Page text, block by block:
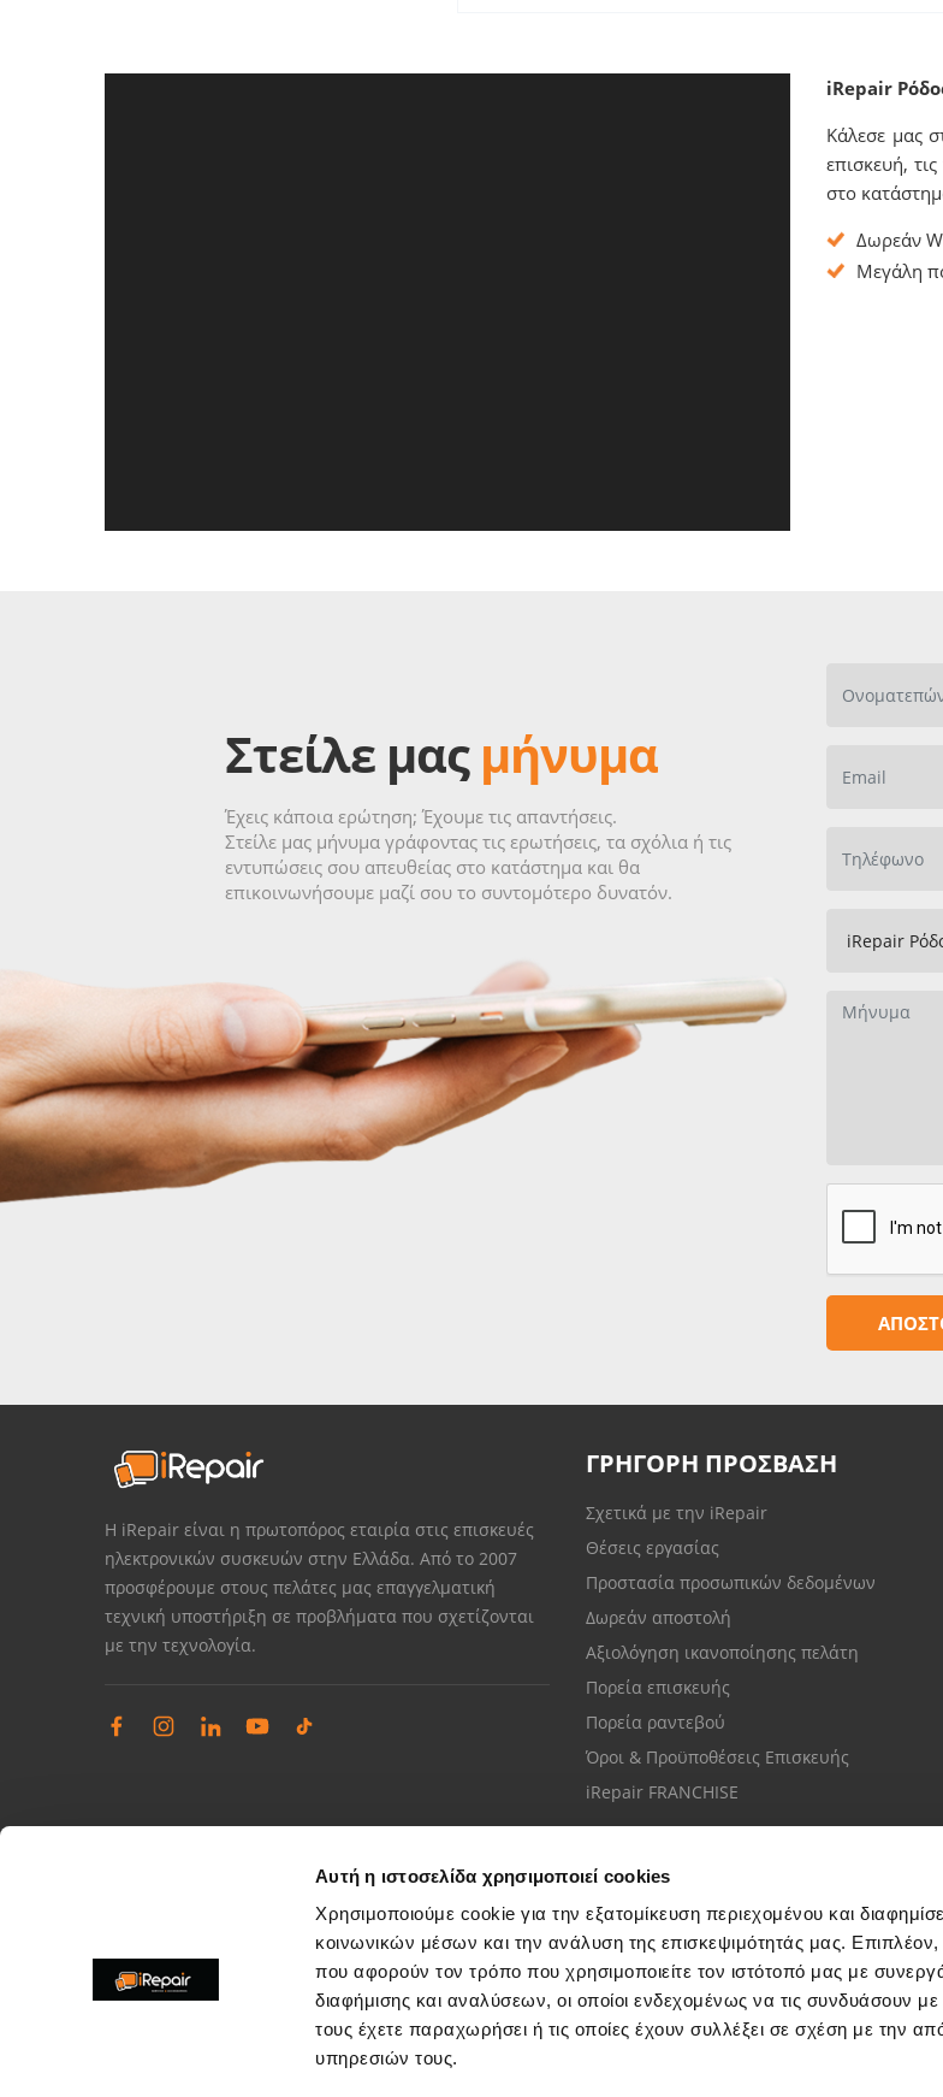
Αυτή η ιστοσελίδα χρησιμοποιεί cookies
Χρησιμοποιούμε cookie για την εξατομίκευση περιεχομένου και
κοινωνικών μέσων και την ανάλυση της επισκεψιμότητάς μας.
που αφορούν τον τρόπο που χρησιμοποιείτε τον ιστότοπό μας με
διαφήμισης και αναλύσεων, οι οποίοι ενδεχομένως να τις συνδυάσουν
τους έχετε παραχωρήσει ή τις οποίες έχουν συλλέξει σε σχέση με την
υπηρεσιών τους.
iRepair
Κάλεσε μας
επισκευή,
στο
Δωρεάν
Μεγάλη
Στείλε μας μήνυμα
Έχεις κάποια ερώτηση; Έχουμε τις απαντήσεις.
Στείλε μας μήνυμα γράφοντας τις ερωτήσεις, τα σχόλια ή τις
εντυπώσεις σου απευθείας στο κατάστημα και θα
επικοινωνήσουμε μαζί σου το συντομότερο δυνατόν.
Η iRepair είναι η πρωτοπόρος εταιρία στις επισκευές
ηλεκτρονικών συσκευών στην Ελλάδα. Από το 2007
προσφέρουμε στους πελάτες μας επαγγελματική
τεχνική υποστήριξη σε προβλήματα που σχετίζονται
με την τεχνολογία.
ΓΡΗΓΟΡΗ ΠΡΟΣΒΑΣΗ
Σχετικά με την iRepair
Θέσεις εργασίας
Προστασία προσωπικών δεδομένων
Δωρεάν αποστολή
Αξιολόγηση ικανοποίησης πελάτη
Πορεία επισκευής
Πορεία ραντεβού
Όροι & Προϋποθέσεις Επισκευής
iRepair FRANCHISE
Διαχείριση παραπόνων
Επίλυση θεμάτων εξυπηρέτησης καταστημάτων
Εξυπηρέτηση πελατών
Μίλησε με το πιο κοντινό σου